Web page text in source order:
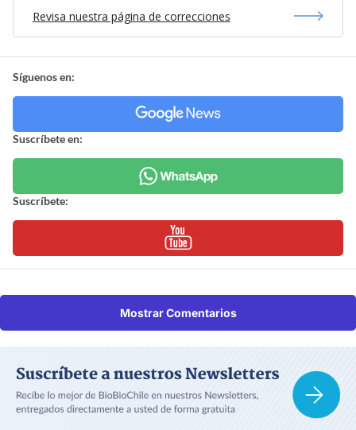
Revisa nuestra página de correcciones
Síguenos en:
Suscríbete en:
Suscríbete:
Mostrar Comentarios